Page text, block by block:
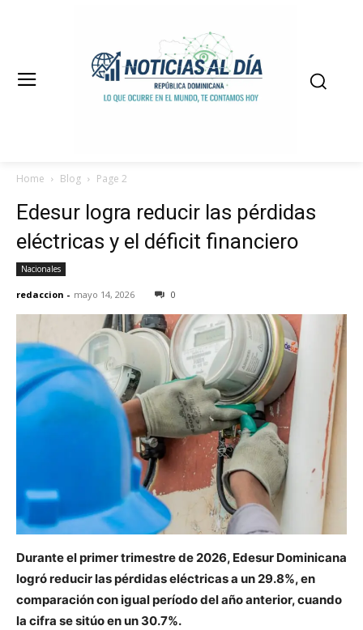
Home Blog Page 2
Edesur logra reducir las pérdidas
eléctricas y el déficit financiero
Nacionales
redaccion - mayo 14, 2026 0
Durante el primer trimestre de 2026, Edesur Dominicana
logró reducir las pérdidas eléctricas a un 29.8%, en
comparación con igual período del año anterior, cuando
la cifra se sitúo en un 30.7%.